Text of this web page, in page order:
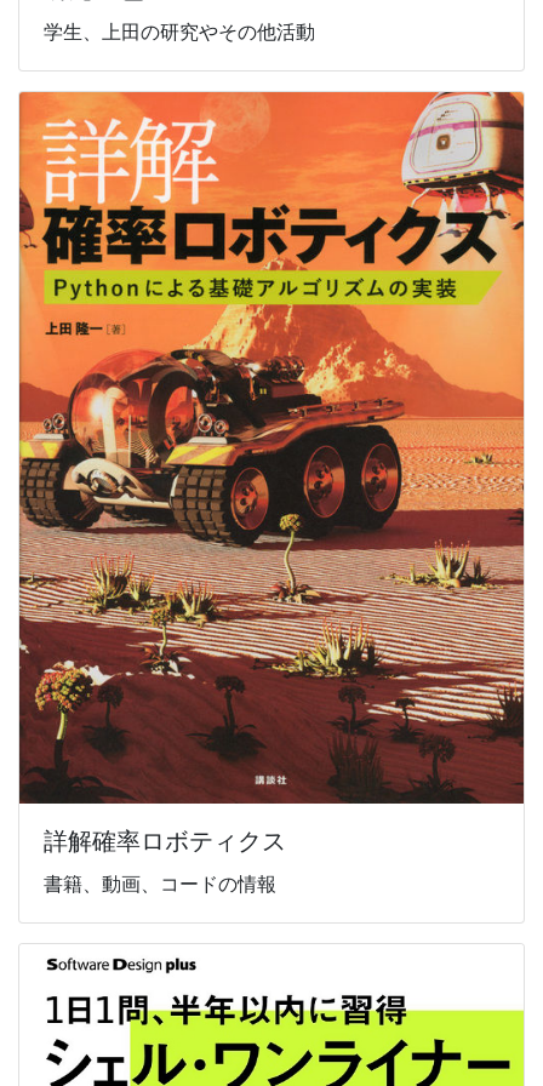
学生、上田の研究やその他活動
詳解確率ロボティクス
書籍、動画、コードの情報